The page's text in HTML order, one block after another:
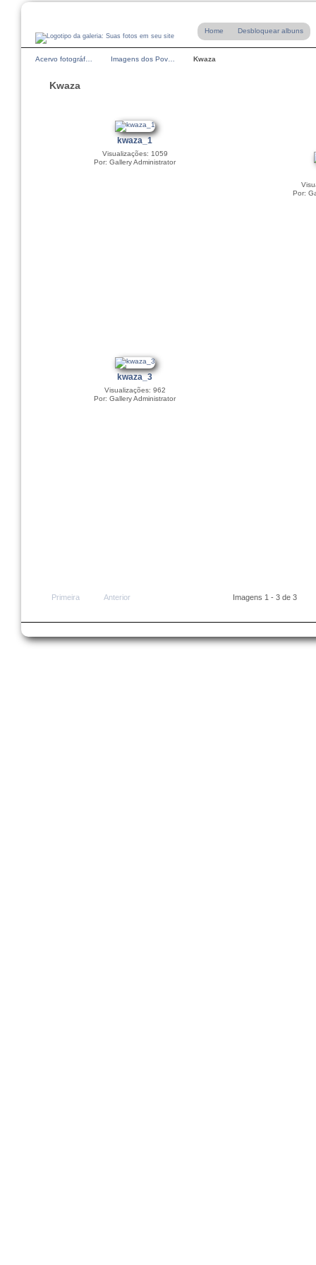
Home Desbloquear albuns
Acervo fotográf… Imagens dos Pov… Kwaza
Kwaza
kwaza_1
Visualizações: 1059
Por: Gallery Administrator
Por:
kwaza_3
Visualizações: 962
Por: Gallery Administrator
Primeira Anterior Imagens 1 - 3 de 3